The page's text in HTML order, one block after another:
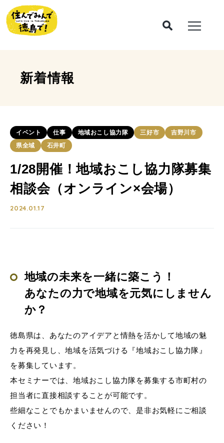
新着情報
イベント 仕事 地域おこし協力隊 三好市
吉野川市
県全域
石井町
1/28開催！地域おこし協力隊募集
相談会（オンライン×会場）
2024.01.17
地域の未来を一緒に築こう！
あなたの力で地域を元気にしません
か？
徳島県は、あなたのアイデアと情熱を活かして地域の魅
力を再発見し、地域を活気づける『地域おこし協力隊』
を募集しています。
本セミナーでは、地域おこし協力隊を募集する市町村の
担当者に直接相談することが可能です。
些細なことでもかまいませんので、是非お気軽にご相談
ください！